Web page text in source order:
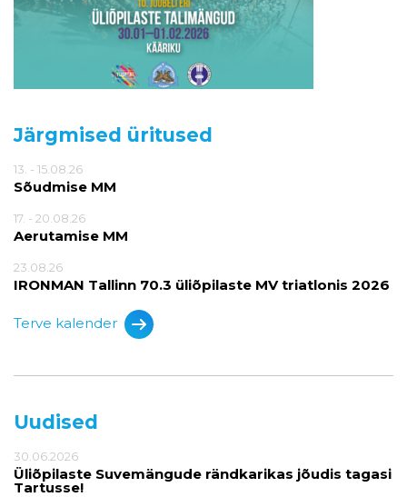
Järgmised üritused
13. - 15.08.26
Sõudmise MM
17. - 20.08.26
Aerutamise MM
23.08.26
IRONMAN Tallinn 70.3 üliõpilaste MV triatlonis 2026
Terve kalender
Uudised
30.06.2026
Üliõpilaste Suvemängude rändkarikas jõudis tagasi
Tartusse!